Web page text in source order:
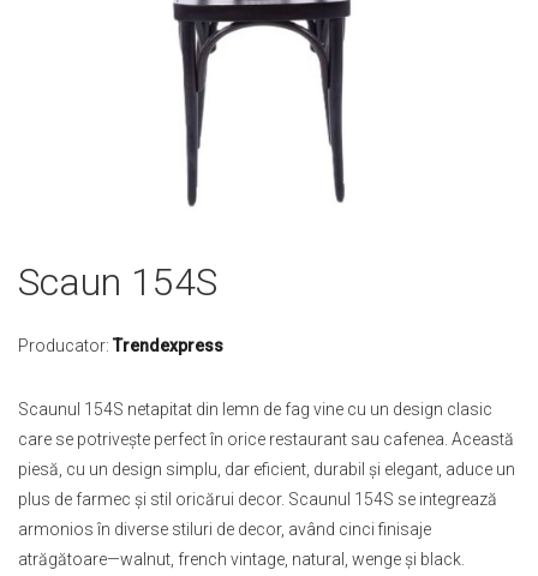
Scaun 154S
Producator: Trendexpress
Scaunul 154S netapitat din lemn de fag vine cu un design clasic
care se potrivește perfect în orice restaurant sau cafenea. Această
piesă, cu un design simplu, dar eficient, durabil și elegant, aduce un
plus de farmec și stil oricărui decor. Scaunul 154S se integrează
armonios în diverse stiluri de decor, având cinci finisaje
atrăgătoare—walnut, french vintage, natural, wenge și black.
Skip
to
beginning
images
gallery